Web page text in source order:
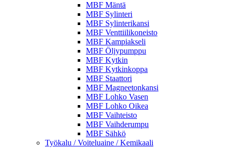
MBF Mäntä
MBF Sylinteri
MBF Sylinterikansi
MBF Venttiilikoneisto
MBF Kampiakseli
MBF Öljypumppu
MBF Kytkin
MBF Kytkinkoppa
MBF Staattori
MBF Magneetonkansi
MBF Lohko Vasen
MBF Lohko Oikea
MBF Vaihteisto
MBF Vaihderumpu
MBF Sähkö
Työkalu / Voiteluaine / Kemikaali